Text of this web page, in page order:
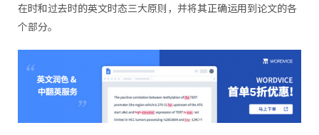
在时和过去时的英文时态三大原则，并将其正确运用到论文的各
个部分。